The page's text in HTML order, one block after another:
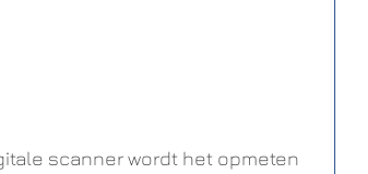
scanner wordt het opmeten